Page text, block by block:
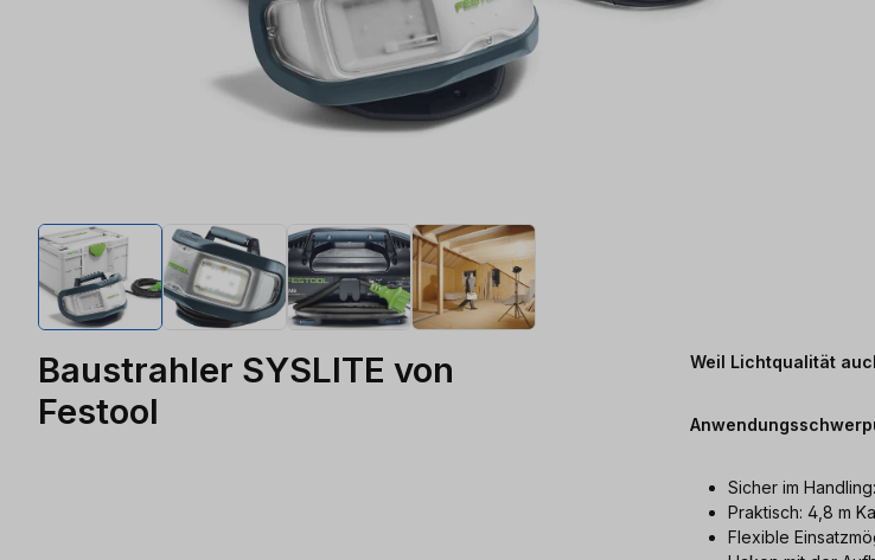
Baustrahler SYSLITE von
Festool
Weil Lichtqualität
Sicher im
Praktisch: 4,8 m
Flexible